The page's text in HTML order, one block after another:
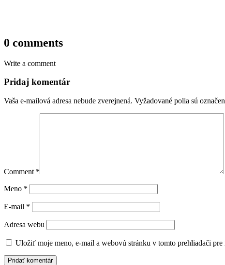
0 comments
Write a comment
Pridaj komentár
Vaša e-mailová adresa nebude zverejnená. Vyžadované polia sú
Comment *
Meno *
E-mail *
Adresa webu
Uložiť moje meno, e-mail a webovú stránku v tomto prehliadači pre